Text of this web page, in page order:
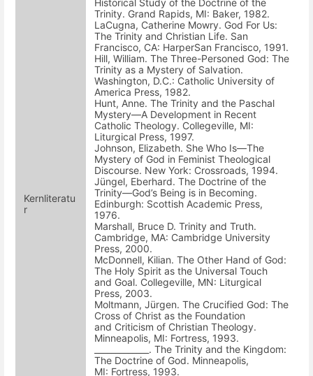
Kernliteratu
r
Trinity. Grand Rapids, MI: Baker, 1982.
LaCugna, Catherine Mowry. God For Us:
The Trinity and Christian Life. San
Francisco, CA: HarperSan Francisco, 1991.
Hill, William. The Three-Personed God: The
Trinity as a Mystery of Salvation.
Washington, D.C.: Catholic University of
America Press, 1982.
Hunt, Anne. The Trinity and the Paschal
Mystery—A Development in Recent
Catholic Theology. Collegeville, MI:
Liturgical Press, 1997.
Johnson, Elizabeth. She Who Is—The
Mystery of God in Feminist Theological
Discourse. New York: Crossroads, 1994.
Jüngel, Eberhard. The Doctrine of the
Trinity—God’s Being is in Becoming.
Edinburgh: Scottish Academic Press,
1976.
Marshall, Bruce D. Trinity and Truth.
Cambridge, MA: Cambridge University
Press, 2000.
McDonnell, Kilian. The Other Hand of God:
The Holy Spirit as the Universal Touch
and Goal. Collegeville, MN: Liturgical
Press, 2003.
Moltmann, Jürgen. The Crucified God: The
Cross of Christ as the Foundation
and Criticism of Christian Theology.
Minneapolis, MI: Fortress, 1993.
_____________. The Trinity and the Kingdom:
The Doctrine of God. Minneapolis,
MI: Fortress, 1993.